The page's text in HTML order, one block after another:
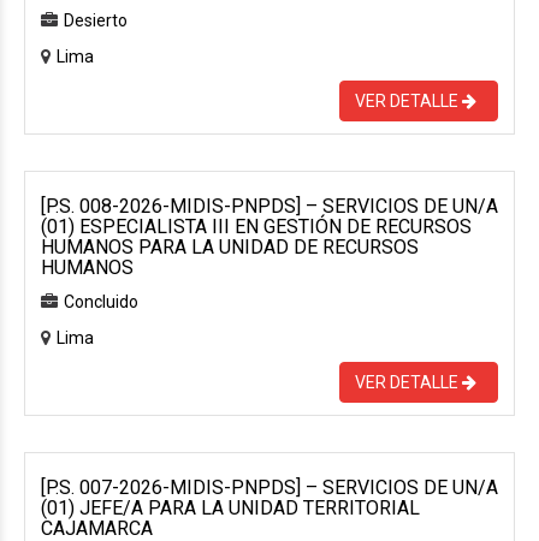
Desierto
Lima
VER DETALLE
[P.S. 008-2026-MIDIS-PNPDS] – SERVICIOS DE UN/A
(01) ESPECIALISTA III EN GESTIÓN DE RECURSOS
HUMANOS PARA LA UNIDAD DE RECURSOS
HUMANOS
Concluido
Lima
VER DETALLE
[P.S. 007-2026-MIDIS-PNPDS] – SERVICIOS DE UN/A
(01) JEFE/A PARA LA UNIDAD TERRITORIAL
CAJAMARCA